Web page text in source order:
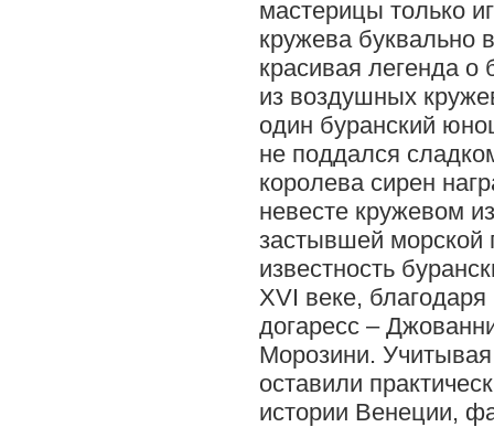
мастерицы только
кружева буквально
красивая легенда о
из воздушных
один буранский
не поддался
королева сирен
невесте кружевом
застывшей
известность
XVI веке,
догаресс –
Морозини.
оставили
истории Венеции,